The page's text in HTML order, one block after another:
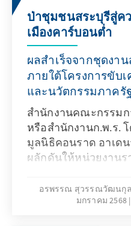
พร้อมกับรับโจทย์จาก
ระดมสมองนำเสนอแ
ระทบของการเปลี่ยน
รูปแบบการแข่งขัน
ป่าชุมชนสระบุรีสู่ค
เมืองคาร์บอนต่ำ
ผลสำเร็จจากชุดงา
ภายใต้โครงการขับ
และนวัตกรรมภาครั
สำนักงานคณะกรรม
หรือสำนักงานก.พ.ร.
มูลนิธิคอนราด อาเด
ผลักดันให้หน่วยงานร
ต่อเนื่อง รวมทั้งสนับ
เข้ามามีส่วนร่วมในก
อรพรรณ สุวรรณวัฒนกุล,
มกราคม 2568